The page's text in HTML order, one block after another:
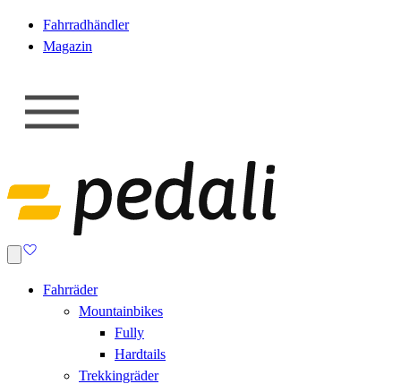
Fahrradhändler
Magazin
Fahrräder
Mountainbikes
Fully
Hardtails
Trekkingräder